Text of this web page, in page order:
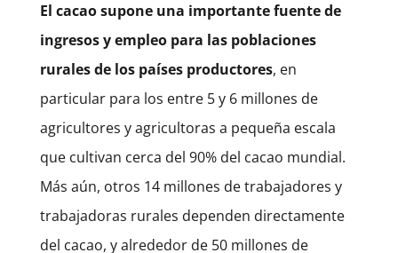
El cacao supone una importante fuente de
ingresos y empleo para las poblaciones
rurales de los países productores, en
particular para los entre 5 y 6 millones de
agricultores y agricultoras a pequeña escala
que cultivan cerca del 90% del cacao mundial.
Más aún, otros 14 millones de trabajadores y
trabajadoras rurales dependen directamente
del cacao, y alrededor de 50 millones de